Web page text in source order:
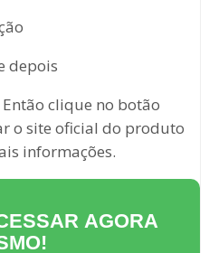
clique no botão
o site oficial do produto
informações.
AGORA